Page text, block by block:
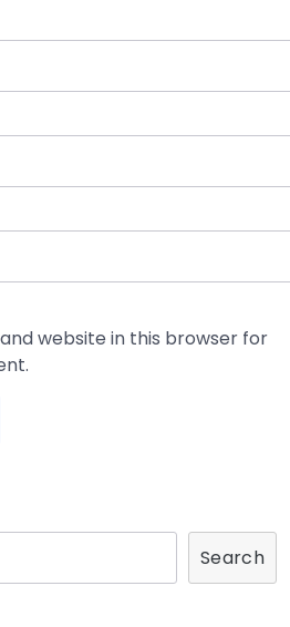
website in this browser for
Search